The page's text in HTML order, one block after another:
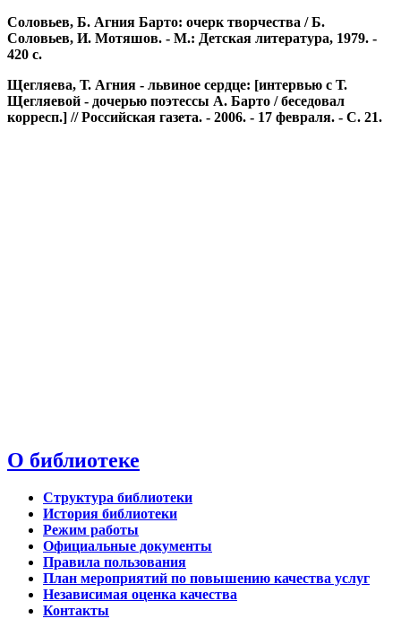
Соловьев, Б. Агния Барто: очерк творчества / Б.
Соловьев, И. Мотяшов. - М.: Детская литература, 1979. -
420 с.
Щегляева, Т. Агния - львиное сердце: [интервью с Т.
Щегляевой - дочерью поэтессы А. Барто / беседовал
корресп.] // Российская газета. - 2006. - 17 февраля. - С. 21.
О библиотеке
Структура библиотеки
История библиотеки
Режим работы
Официальные документы
Правила пользования
План мероприятий по повышению качества услуг
Независимая оценка качества
Контакты